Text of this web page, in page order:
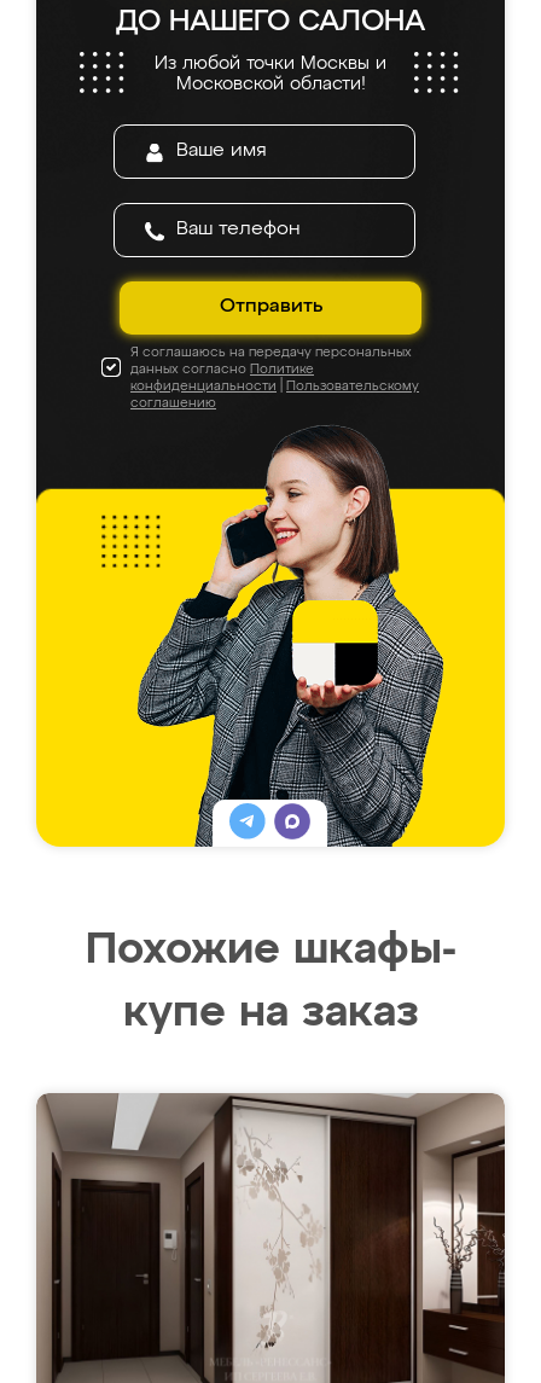
ДО НАШЕГО САЛОНА
Из любой точки Москвы и
Московской области!
Отправить
Я соглашаюсь на передачу персональных
данных согласно Политике
конфиденциальности
Пользовательскому
соглашению
Похожие шкафы-
купе на заказ